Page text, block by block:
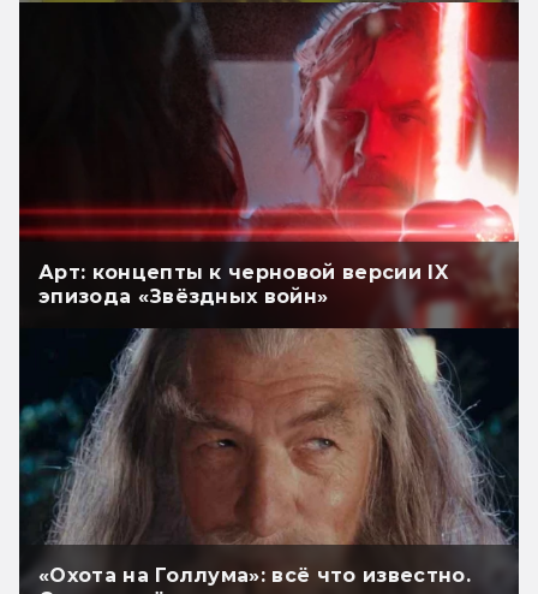
Арт: концепты к черновой версии IX
эпизода «Звёздных войн»
«Охота на Голлума»: всё что известно.